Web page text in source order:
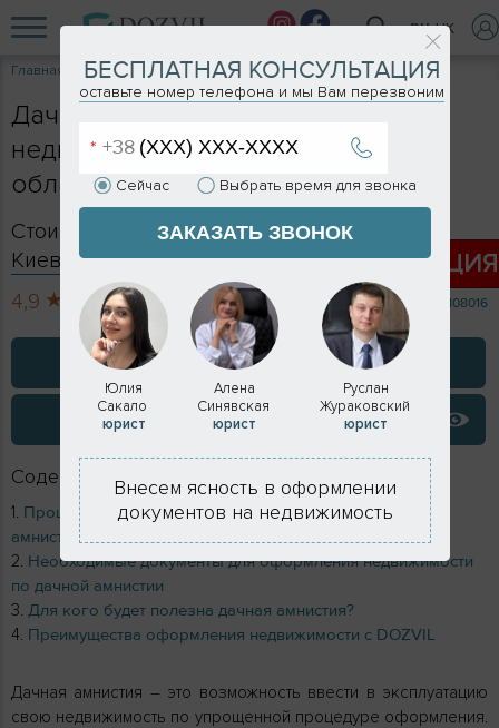
RU UK
Главная Услуги Дачная амнистия
ВИДЕО ОТЗЫВЫ
ЗАКАЗАТЬ КОНСУЛЬТАЦИЮ
Дачная амнистия: оформление
недвижимости в Киеве и Киевской
области в 2026 году
Стоимость в Киеве - от 28 500 грн., в
Киевской обл - от 20 500 грн.
4,9
713 отзывов 108016
Содержание
Процедура оформления недвижимости по дачной
амнистии
Необходимые документы для оформления недвижимости
по дачной амнистии
Для кого будет полезна дачная амнистия?
Преимущества оформления недвижимости с DOZVIL
Дачная амнистия – это возможность ввести в эксплуатацию
свою недвижимость по упрощенной процедуре оформления.
АКЦИЯ
БЕСПЛАТНАЯ КОНСУЛЬТАЦИЯ
оставьте номер телефона и мы Вам перезвоним
Сейчас Выбрать время для звонка
ЗАКАЗАТЬ ЗВОНОК
Юлия
Сакало
юрист
Алена
Синявская
юрист
Руслан
Жураковский
юрист
Внесем ясность в оформлении
документов на недвижимость